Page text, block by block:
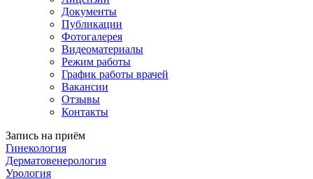
Документы
Публикации
Фотогалерея
Видеоматериалы
Режим работы
График работы врачей
Вакансии
Отзывы
Контакты
Запись на приём
Гинекология
Дерматовенерология
Урология